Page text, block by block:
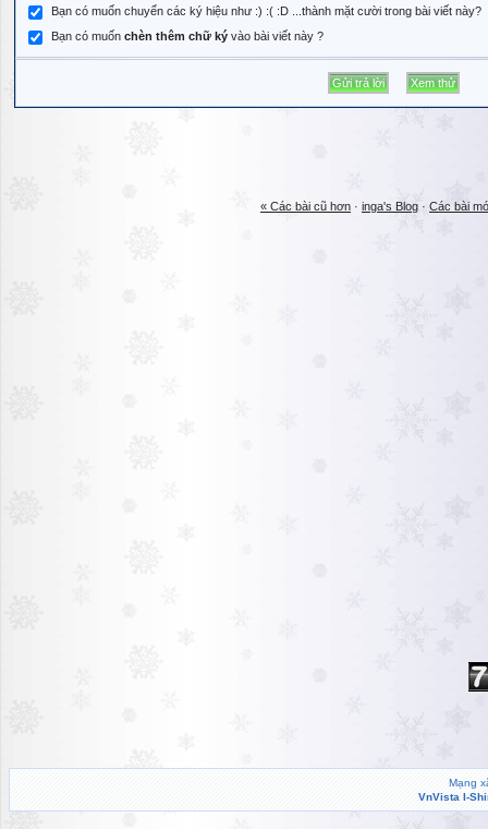
Bạn có muốn chuyển các ký hiệu như :) :( :D ...thành mặt cười trong bài viết này?
Bạn có muốn chèn thêm chữ ký vào bài viết này ?
« Các bài cũ hơn · inga's Blog · Các bài
Mạng
VnVista I-